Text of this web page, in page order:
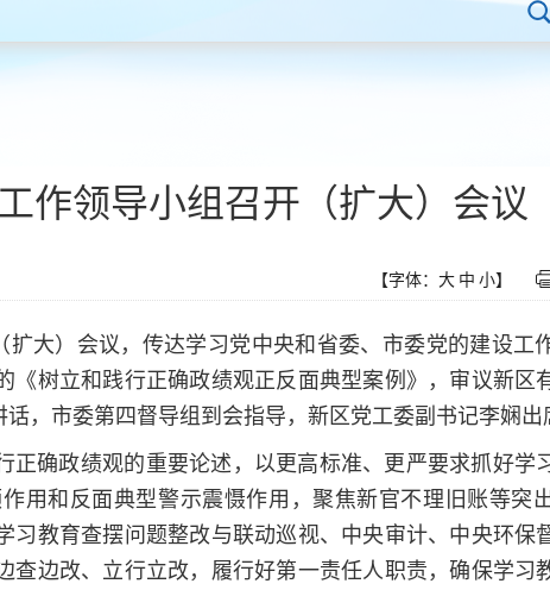
作领导小组召开（扩大）会议
【字体： 大 中 小】
大）会议，传达学习党中央和省委、市委党的建设工
树立和践行正确政绩观正反面典型案例》，审议新区
，市委第四督导组到会指导，新区党工委副书记李娴出
确政绩观的重要论述，以更高标准、更严要求抓好学
和反面典型警示震慑作用，聚焦新官不理旧账等突
教育查摆问题整改与联动巡视、中央审计、中央环保
边改、立行立改，履行好第一责任人职责，确保学习